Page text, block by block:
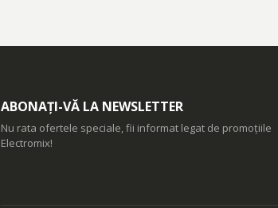
ABONAȚI-VĂ LA NEWSLETTER
Nu rata ofertele speciale, fii informat legat de promoțiile
Electromix!